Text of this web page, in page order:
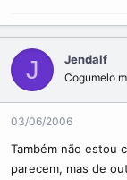
J Jendalf
Cogumelo
03/06/2006
Também não estou
parecem, mas de